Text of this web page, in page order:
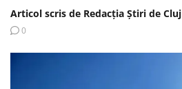
Articol scris de Redacția Știri de Cluj
0